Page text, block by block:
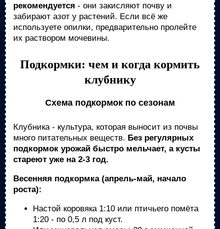
рекомендуется - они закисляют почву и
забирают азот у растений. Если всё же
используете опилки, предварительно пролейте
их раствором мочевины.
Подкормки: чем и когда кормить
клубнику
Схема подкормок по сезонам
Клубника - культура, которая выносит из почвы
много питательных веществ. Без регулярных
подкормок урожай быстро мельчает, а кусты
стареют уже на 2-3 год.
Весенняя подкормка (апрель-май, начало
роста):
Настой коровяка 1:10 или птичьего помёта
1:20 - по 0,5 л под куст.